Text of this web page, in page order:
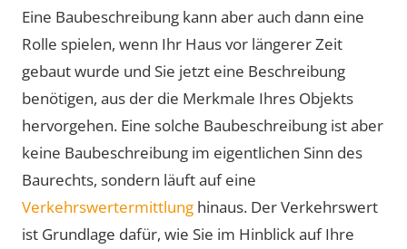
Eine Baubeschreibung kann aber auch dann eine
Rolle spielen, wenn Ihr Haus vor längerer Zeit
gebaut wurde und Sie jetzt eine Beschreibung
benötigen, aus der die Merkmale Ihres Objekts
hervorgehen. Eine solche Baubeschreibung ist aber
keine Baubeschreibung im eigentlichen Sinn des
Baurechts, sondern läuft auf eine
Verkehrswertermittlung hinaus. Der Verkehrswert
ist Grundlage dafür, wie Sie im Hinblick auf Ihre